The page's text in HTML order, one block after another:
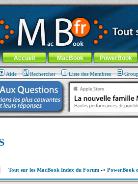
: 100% Apple... 100% nomade !
-Aller au menu général-Aller au
Menu général
Accueil MacBook PowerBook
Aide Rechercher Liste des Membres
Tout sur les MacBook Index du Forum-> PowerBook